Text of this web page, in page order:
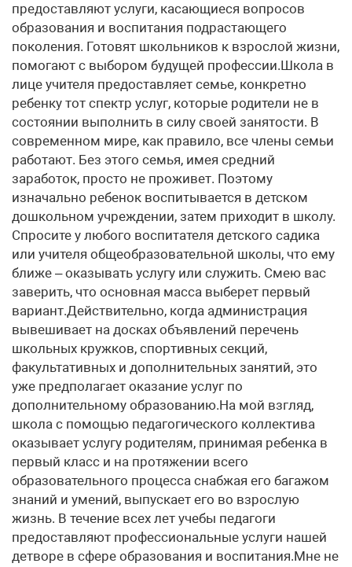
предоставляют услуги, касающиеся вопросов
образования и воспитания подрастающего
поколения. Готовят школьников к взрослой жизни,
помогают с выбором будущей профессии.Школа в
лице учителя предоставляет семье, конкретно
ребенку тот спектр услуг, которые родители не в
состоянии выполнить в силу своей занятости. В
современном мире, как правило, все члены семьи
работают. Без этого семья, имея средний
заработок, просто не проживет. Поэтому
изначально ребенок воспитывается в детском
дошкольном учреждении, затем приходит в школу.
Спросите у любого воспитателя детского садика
или учителя общеобразовательной школы, что ему
ближе – оказывать услугу или служить. Смею вас
заверить, что основная масса выберет первый
вариант.Действительно, когда администрация
вывешивает на досках объявлений перечень
школьных кружков, спортивных секций,
факультативных и дополнительных занятий, это
уже предполагает оказание услуг по
дополнительному образованию.На мой взгляд,
школа с помощью педагогического коллектива
оказывает услугу родителям, принимая ребенка в
первый класс и на протяжении всего
образовательного процесса снабжая его багажом
знаний и умений, выпускает его во взрослую
жизнь. В течение всех лет учебы педагоги
предоставляют профессиональные услуги нашей
детворе в сфере образования и воспитания.Мне не